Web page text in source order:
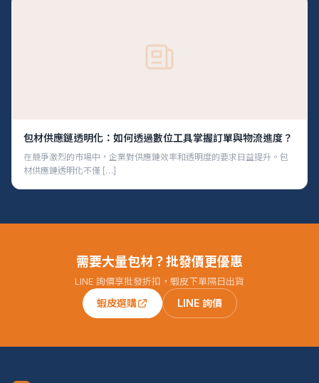
包材供應鏈透明化：如何透過數位工具掌握訂單與物流進度？
在競爭激烈的市場中，企業對供應鏈效率和透明度的要求日益提升。包
材供應鏈透明化不僅 […]
需要大量包材？批發價更優惠
LINE 詢價享批發折扣，蝦皮下單隔日出貨
蝦皮選購 LINE 詢價